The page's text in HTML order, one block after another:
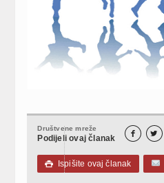
Društvene mreže
Podijeli ovaj članak  
 Ispišite ovaj članak